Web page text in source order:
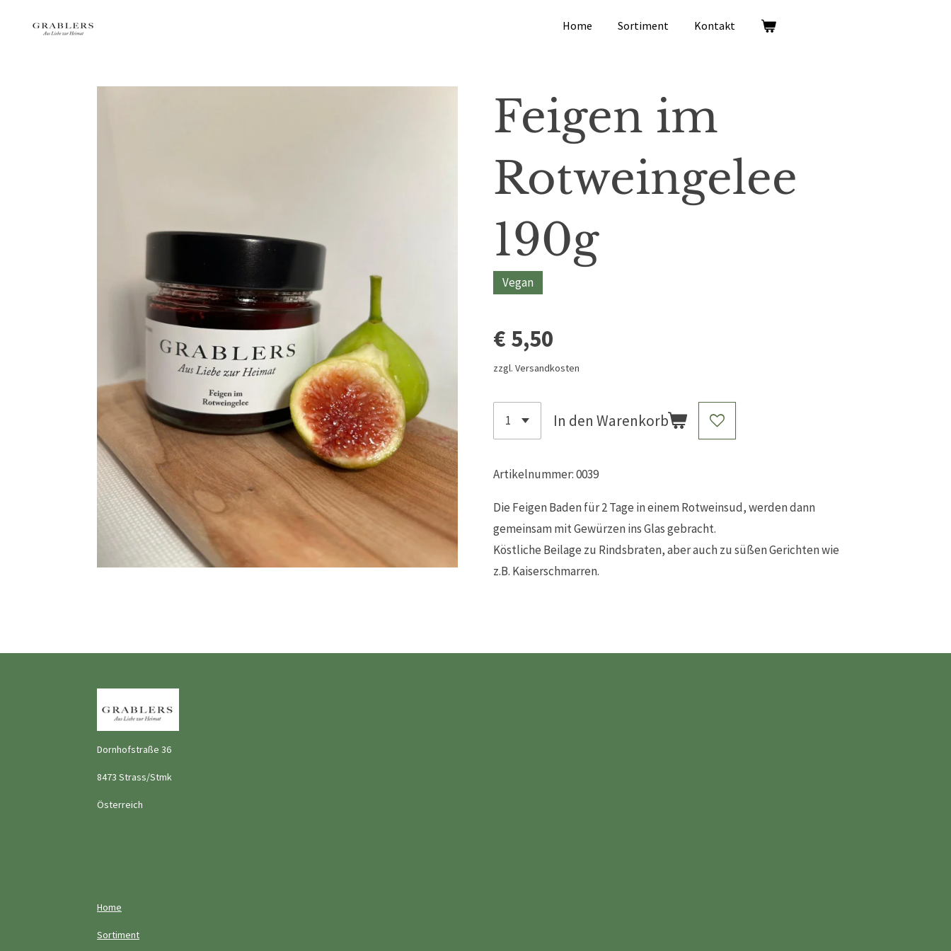
Hauptinhalt
Home Sortiment Kontakt
Feigen im
Rotweingelee
190g
Vegan
€ 5,50
zzgl. Versandkosten
In den Warenkorb
Artikelnummer:0039
Die Feigen Baden für 2 Tage in einem Rotweinsud, werden dann
gemeinsam mit Gewürzen ins Glas gebracht.
Köstliche Beilage zu Rindsbraten, aber auch zu süßen Gerichten wie
z.B. Kaiserschmarren.
Dornhofstraße 36
8473 Strass/Stmk
Österreich
Home
Sortiment